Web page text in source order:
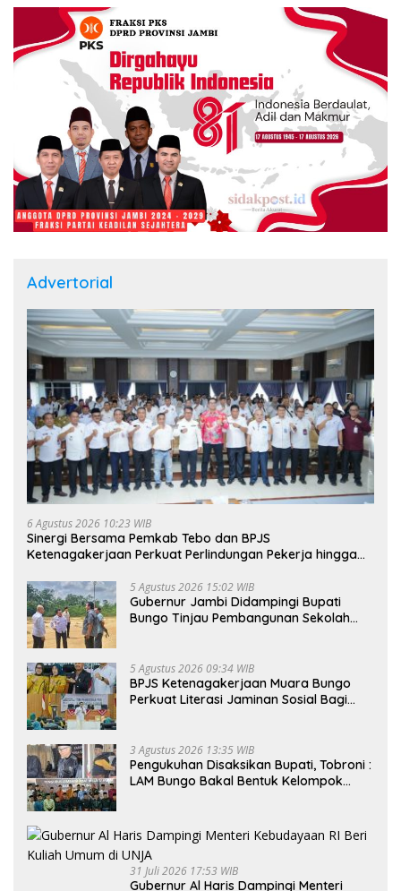
Advertorial
6 Agustus 2026 10:23 WIB
Sinergi Bersama Pemkab Tebo dan BPJS
Ketenagakerjaan Perkuat Perlindungan Pekerja hingga
5 Agustus 2026 15:02 WIB
Gubernur Jambi Didampingi Bupati
Bungo Tinjau Pembangunan Sekolah
5 Agustus 2026 09:34 WIB
BPJS Ketenagakerjaan Muara Bungo
Perkuat Literasi Jaminan Sosial Bagi
3 Agustus 2026 13:35 WIB
Pengukuhan Disaksikan Bupati, Tobroni :
LAM Bungo Bakal Bentuk Kelompok
31 Juli 2026 17:53 WIB
Gubernur Al Haris Dampingi Menteri